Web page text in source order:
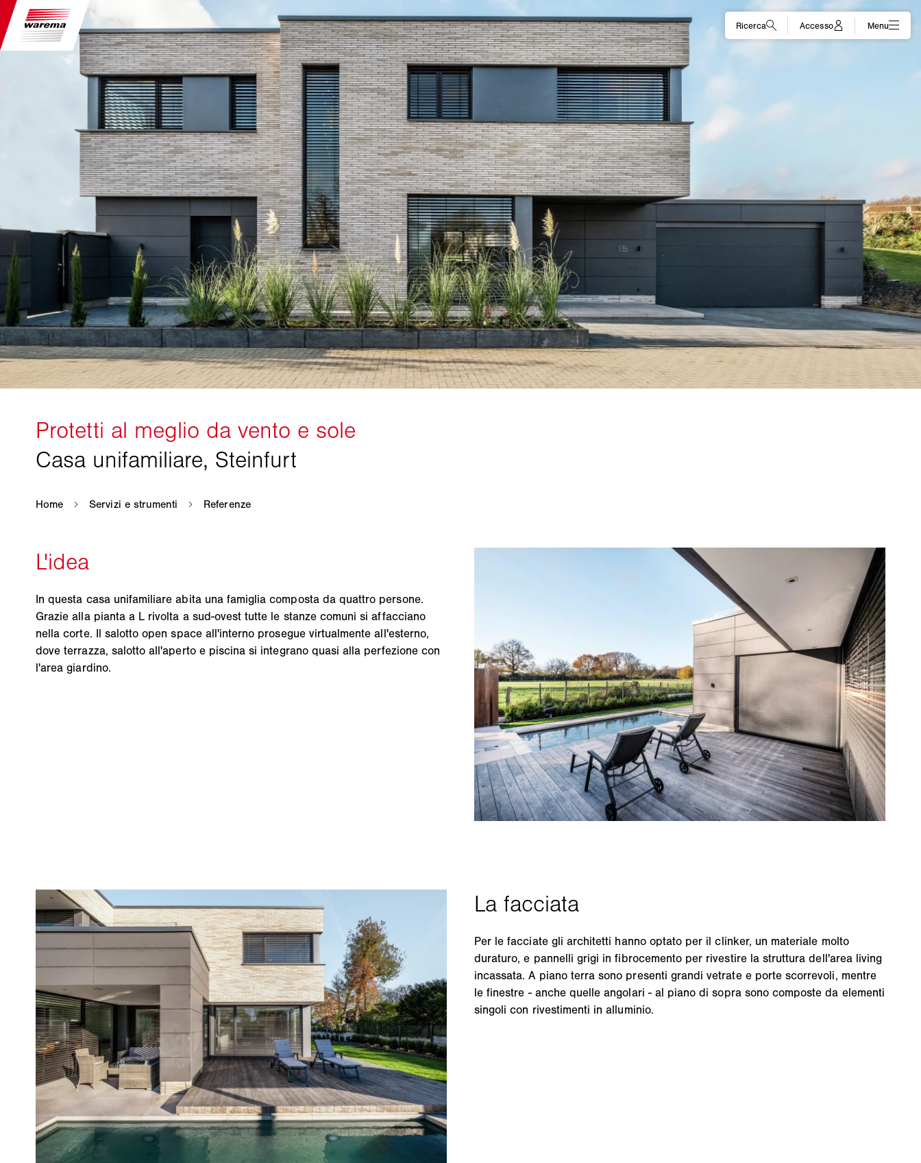
In questa casa unifamiliare abita una famiglia composta da quattro persone.
Grazie alla pianta a L rivolta a sud-ovest tutte le stanze comuni si affacciano
nella corte. Il salotto open space all'interno prosegue virtualmente all'esterno,
dove terrazza, salotto all'aperto e piscina si integrano quasi alla perfezione con
l'area giardino.
Per le facciate gli architetti hanno optato per il clinker, un materiale molto
duraturo, e pannelli grigi in fibrocemento per rivestire la struttura dell'area living
incassata. A piano terra sono presenti grandi vetrate e porte scorrevoli, mentre
le finestre - anche quelle angolari - al piano di sopra sono composte da elementi
singoli con rivestimenti in alluminio.